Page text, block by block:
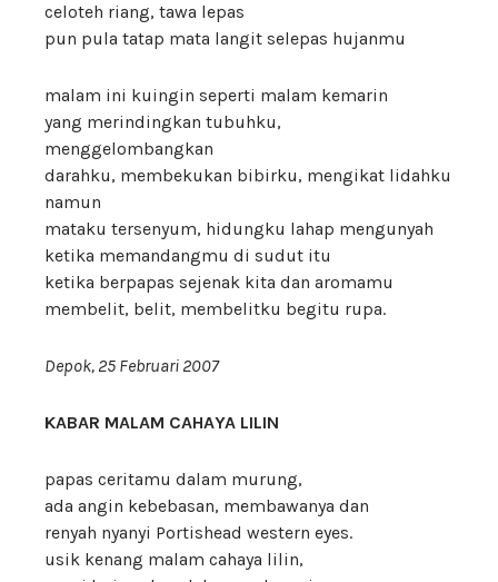
celoteh riang, tawa lepas
pun pula tatap mata langit selepas hujanmu
malam ini kuingin seperti malam kemarin
yang merindingkan tubuhku,
menggelombangkan
darahku, membekukan bibirku, mengikat lidahku
namun
mataku tersenyum, hidungku lahap mengunyah
ketika memandangmu di sudut itu
ketika berpapas sejenak kita dan aromamu
membelit, belit, membelitku begitu rupa.
Depok, 25 Februari 2007
KABAR MALAM CAHAYA LILIN
papas ceritamu dalam murung,
ada angin kebebasan, membawanya dan
renyah nyanyi Portishead western eyes.
usik kenang malam cahaya lilin,